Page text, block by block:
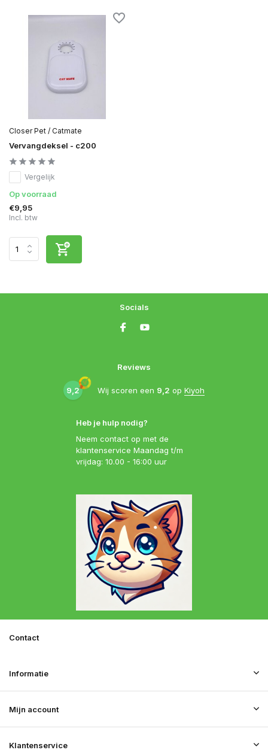
Closer Pet / Catmate
Vervangdeksel - c200
Vergelijk
Op voorraad
€9,95
Incl. btw
Heb je hulp nodig?
Neem contact op met de
klantenservice Maandag t/m
vrijdag: 10.00 - 16:00 uur
Reviews
9,2 Wij scoren een 9,2 op Kiyoh
Socials
Klantenservice
Mijn account
Informatie
Contact